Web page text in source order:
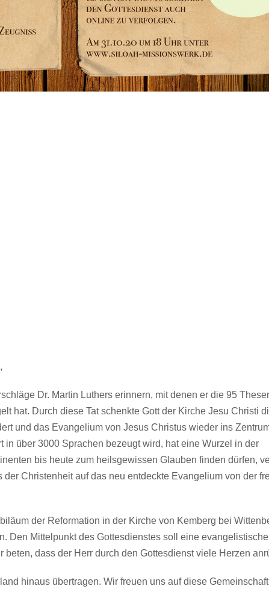
Dr. Martin Luthers erinnern, mit denen er die 95
hat. Durch diese Tat schenkte Gott der Kirche Jesu Christi
und das Evangelium von Jesus Christus wieder ins
in über 3000 Sprachen bezeugt wird, hat eine Wurzel in der
bis heute zum heilsgewissen Glauben finden dürfen,
Christenheit auf das neu entdeckte Evangelium von der
der Reformation in der Kirche von Kemberg bei
Den Mittelpunkt des Gottesdienstes soll eine evangelistische
beten, dass der Herr durch den Gottesdienst viele Herzen
hinaus übertragen. Wir freuen uns auf diese